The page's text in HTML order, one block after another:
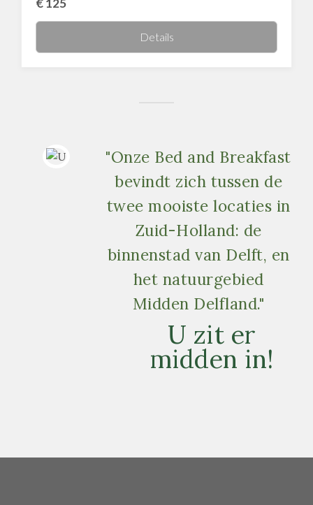
€125
Details
"Onze Bed and Breakfast
bevindt zich tussen de
twee mooiste locaties in
Zuid-Holland: de
binnenstad van Delft, en
het natuurgebied
Midden Delfland."
U zit er
midden in!